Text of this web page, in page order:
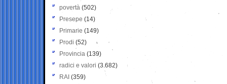
povertà (502)
Presepe (14)
Primarie (149)
Prodi (52)
Provincia (139)
radici e valori (3.682)
RAI (359)